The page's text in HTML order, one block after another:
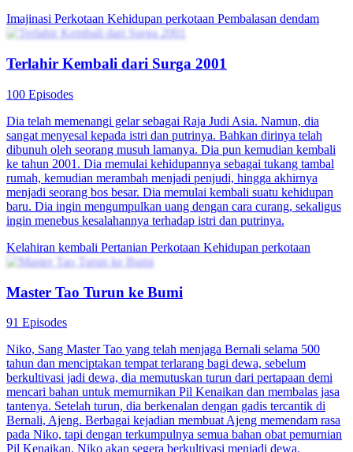
Imajinasi Perkotaan Kehidupan perkotaan Pembalasan dendam
Terlahir Kembali dari Surga 2001
100 Episodes
Dia telah memenangi gelar sebagai Raja Judi Asia. Namun, dia
sangat menyesal kepada istri dan putrinya. Bahkan dirinya telah
dibunuh oleh seorang musuh lamanya. Dia pun kemudian kembali
ke tahun 2001. Dia memulai kehidupannya sebagai tukang tambal
rumah, kemudian merambah menjadi penjudi, hingga akhirnya
menjadi seorang bos besar. Dia memulai kembali suatu kehidupan
baru. Dia ingin mengumpulkan uang dengan cara curang, sekaligus
ingin menebus kesalahannya terhadap istri dan putrinya.
Kelahiran kembali Pertanian Perkotaan Kehidupan perkotaan
Master Tao Turun ke Bumi
91 Episodes
Niko, Sang Master Tao yang telah menjaga Bernali selama 500
tahun dan menciptakan tempat terlarang bagi dewa, sebelum
berkultivasi jadi dewa, dia memutuskan turun dari pertapaan demi
mencari bahan untuk memurnikan Pil Kenaikan dan membalas jasa
tantenya. Setelah turun, dia berkenalan dengan gadis tercantik di
Bernali, Ajeng. Berbagai kejadian membuat Ajeng memendam rasa
pada Niko, tapi dengan terkumpulnya semua bahan obat pemurnian
Pil Kenaikan, Niko akan segera berkultivasi menjadi dewa.